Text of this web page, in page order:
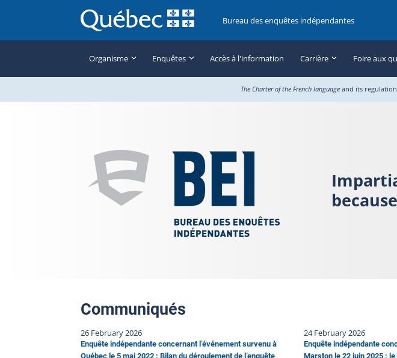
Bureau des enquêtes indépendantes
Organisme Enquêtes Accès à l'information Carrière Foire aux
The Charter of the French language and its
Communiqués
26 February 2026
Enquête indépendante concernant l’événement survenu à
Québec le 5 mai 2022 : Bilan du déroulement de l’enquête
24 February 2026
Enquête indépendante
Marston le 22 juin 2025 :